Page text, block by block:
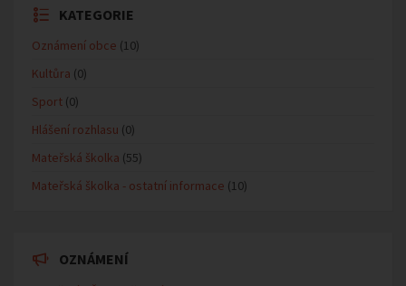
KATEGORIE
Oznámení obce (10)
Kultůra (0)
Sport (0)
Hlášení rozhlasu (0)
Mateřská školka (55)
Mateřská školka - ostatní informace (10)
OZNÁMENÍ